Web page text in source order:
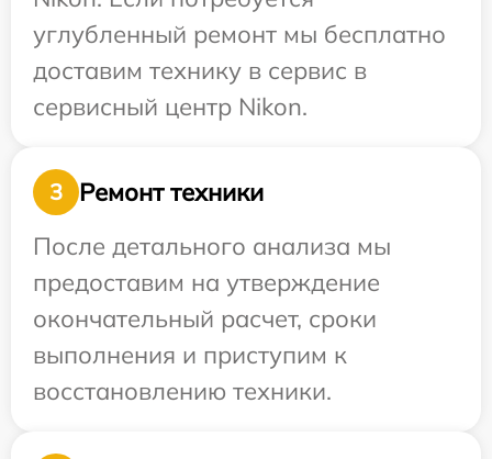
углубленный ремонт мы бесплатно
доставим технику в сервис в
сервисный центр Nikon.
3
Ремонт техники
После детального анализа мы
предоставим на утверждение
окончательный расчет, сроки
выполнения и приступим к
восстановлению техники.